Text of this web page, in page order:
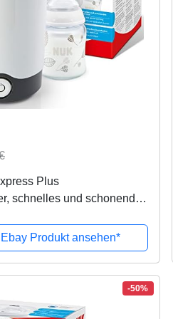
Plus
schnelles und schonendes
inkl. Autoadapter-Kabel
Produkt ansehen*
-50%